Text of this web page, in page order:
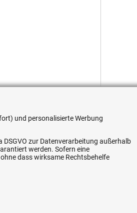
und personalisierte Werbung
zur Datenverarbeitung außerhalb
werden. Sofern eine
dass wirksame Rechtsbehelfe